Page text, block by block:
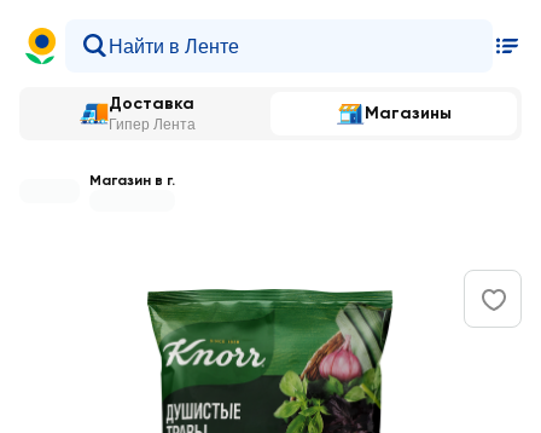
Доставка
Гипер Лента
Магазины
Магазин в г.